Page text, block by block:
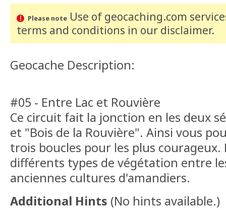
Please noteUse of geocaching.com
terms and conditions in our disclaimer.
Geocache Description:
#05 - Entre Lac et Rouvière
Ce circuit fait la jonction en les deux
et "Bois de la Rouvière". Ainsi vous
trois boucles pour les plus
différents types de végétation entre
anciennes cultures d'amandiers.
Additional Hints (No hints available.)